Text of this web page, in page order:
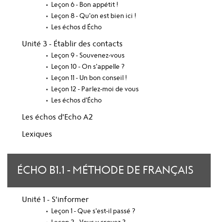
Leçon 6 - Bon appétit !
Leçon 8 - Qu'on est bien ici !
Les échos d Écho
Unité 3 - Établir des contacts
Leçon 9 - Souvenez-vous
Leçon 10 - On s'appelle ?
Leçon 11 - Un bon conseil !
Leçon 12 - Parlez-moi de vous
Les échos d'Écho
Les échos d'Echo A2
Lexiques
ÉCHO B1.1 - MÉTHODE DE FRANÇAIS
Unité 1 - S'informer
Leçon 1 - Que s'est-il passé ?